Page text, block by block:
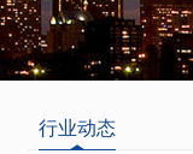
行业动态